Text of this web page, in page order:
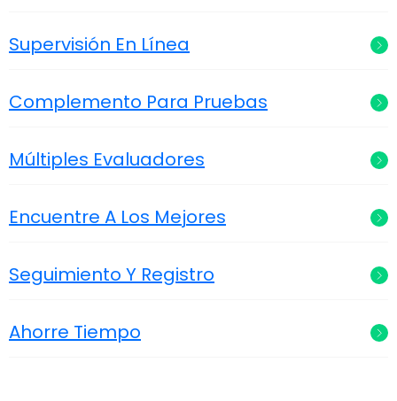
Supervisión En Línea
Complemento Para Pruebas
Múltiples Evaluadores
Encuentre A Los Mejores
Seguimiento Y Registro
Ahorre Tiempo